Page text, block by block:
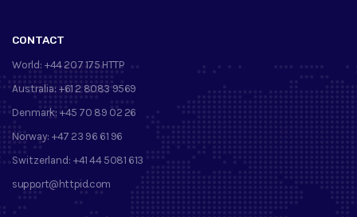
CONTACT
World: +44 207 175 HTTP
Australia: +61 2 8083 9569
Denmark: +45 70 89 02 26
Norway: +47 23 96 61 96
Switzerland: +41 44 5081 613
support@httpid.com